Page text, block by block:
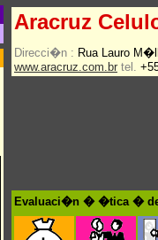
Aracruz
Direcci�n : Rua Lauro
www.aracruz.com.br tel.
Evaluaci�n � �tica �